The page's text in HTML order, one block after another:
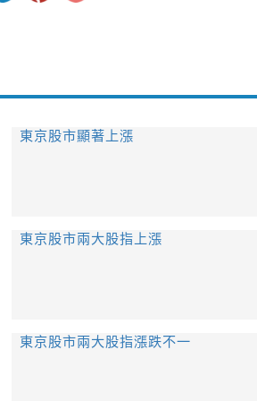
東京股市顯著上漲
東京股市兩大股指上漲
東京股市兩大股指漲跌不一